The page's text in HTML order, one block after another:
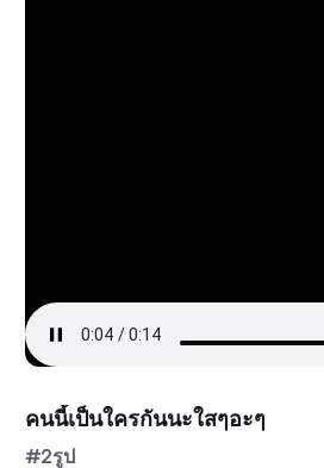
คนนี้เป็นใครกันนะใสๆอะๆ
#2รูป